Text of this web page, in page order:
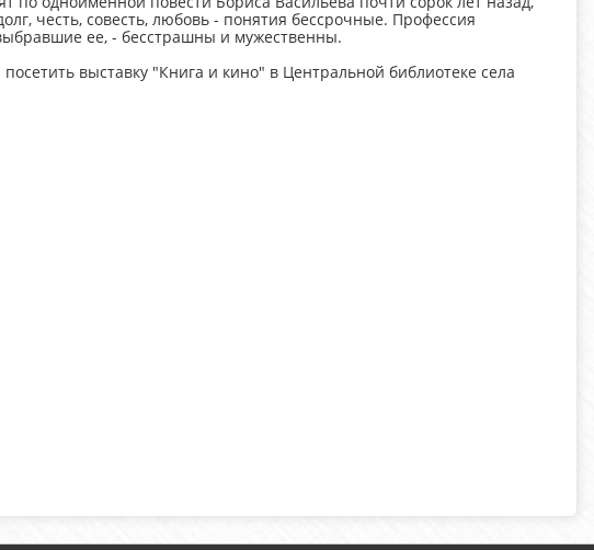
честь, совесть, любовь - понятия бессрочные. Профессия
ее, - бесстрашны и мужественны.
выставку "Книга и кино" в Центральной библиотеке села